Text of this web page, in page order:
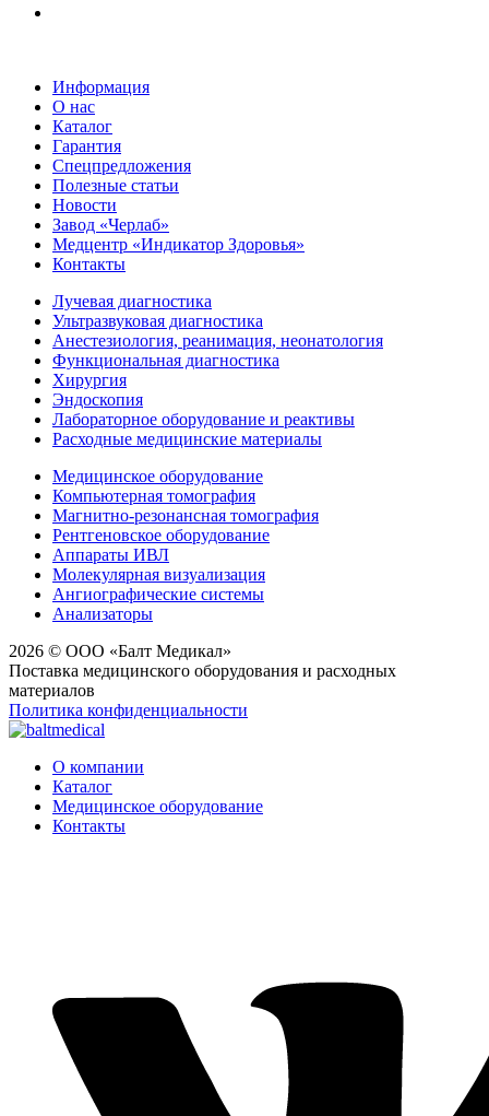
Информация
О нас
Каталог
Гарантия
Спецпредложения
Полезные статьи
Новости
Завод «Черлаб»
Медцентр «Индикатор Здоровья»
Контакты
Лучевая диагностика
Ультразвуковая диагностика
Анестезиология, реанимация, неонатология
Функциональная диагностика
Хирургия
Эндоскопия
Лабораторное оборудование и реактивы
Расходные медицинские материалы
Медицинское оборудование
Компьютерная томография
Магнитно-резонансная томография
Рентгеновское оборудование
Аппараты ИВЛ
Молекулярная визуализация
Ангиографические системы
Анализаторы
2026 © ООО «Балт Медикал»
Поставка медицинского оборудования и расходных
материалов
Политика конфиденциальности
О компании
Каталог
Медицинское оборудование
Контакты